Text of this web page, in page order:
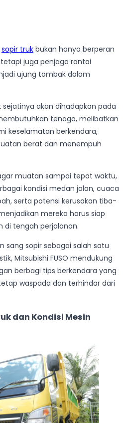
sopir truk bukan hanya berperan
juga penjaga rantai
ujung tombak dalam
sejatinya akan dihadapkan pada
tenaga, melibatkan
keselamatan berkendara,
berat dan menempuh
muatan sampai tepat waktu,
kondisi medan jalan, cuaca
serta potensi kerusakan tiba-
mereka harus siap
di tengah perjalanan.
sang sopir sebagai salah satu
Mitsubishi FUSO mendukung
berbagi tips berkendara yang
waspada dan terhindar dari
dan Kondisi Mesin